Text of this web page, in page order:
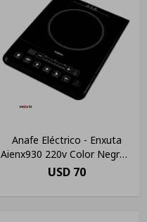
Anafe Eléctrico - Enxuta
Aienx930 220v Color Negro -
1 Hornalla
USD 70